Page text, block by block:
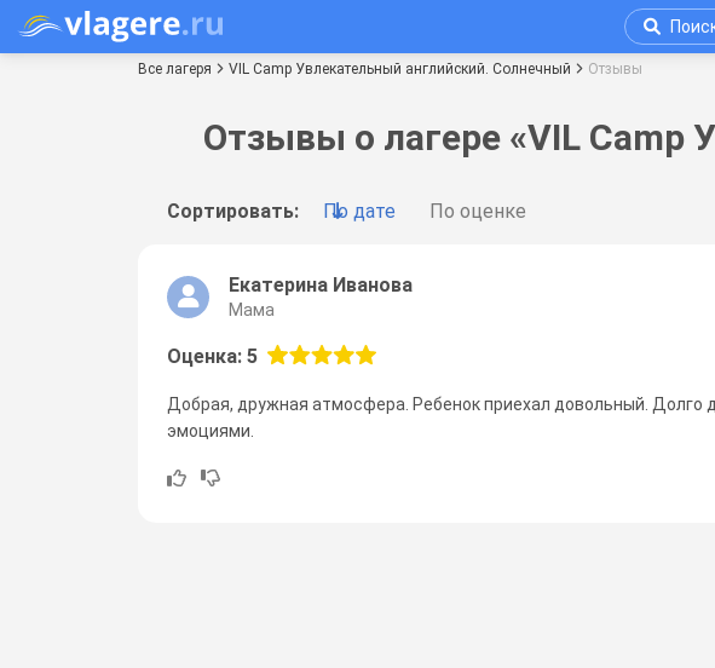
Все лагеря VIL Camp Увлекательный английский. Солнечный Отзывы
Отзывы о лагере «VIL Camp
Сортировать: По дате По оценке
Екатерина Иванова
Мама
Оценка: 5
Добрая, дружная атмосфера. Ребенок приехал довольный. Долго
эмоциями.